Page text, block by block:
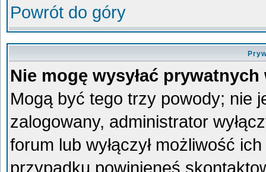
Powrót do góry
Nie mogę wysyłać
Mogą być tego trzy powody; nie
zalogowany, administrator
forum lub wyłączył możliwość
przypadku powinieneś